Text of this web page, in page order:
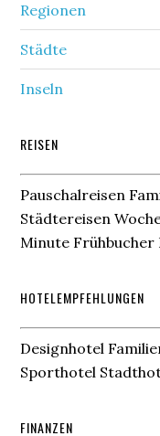
Regionen
Städte
Inseln
REISEN
Pauschalreisen
Städtereisen
Minute Frühbucher
HOTELEMPFEHLUNGEN
Designhotel
Sporthotel
FINANZEN